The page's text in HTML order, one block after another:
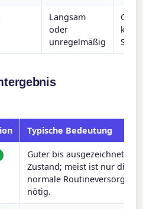
Langsam
oder
unregelmäßig
Typische Bedeutung
Guter bis ausgezeichneter
Zustand; meist ist nur die
normale Routineversorgung
nötig.